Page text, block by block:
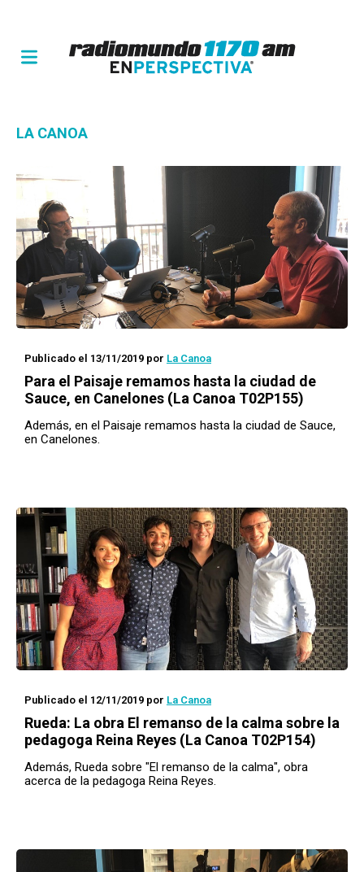
LA CANOA
Publicado el 13/11/2019 por La Canoa
Para el Paisaje remamos hasta la ciudad de
Sauce, en Canelones (La Canoa T02P155)
Además, en el Paisaje remamos hasta la ciudad de Sauce,
en Canelones.
Publicado el 12/11/2019 por La Canoa
Rueda: La obra El remanso de la calma sobre la
pedagoga Reina Reyes (La Canoa T02P154)
Además, Rueda sobre "El remanso de la calma", obra
acerca de la pedagoga Reina Reyes.